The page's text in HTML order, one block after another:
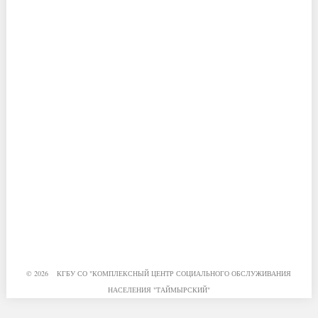
© 2026 КГБУ СО "КОМПЛЕКСНЫЙ ЦЕНТР СОЦИАЛЬНОГО ОБСЛУЖИВАНИЯ
НАСЕЛЕНИЯ "ТАЙМЫРСКИЙ"